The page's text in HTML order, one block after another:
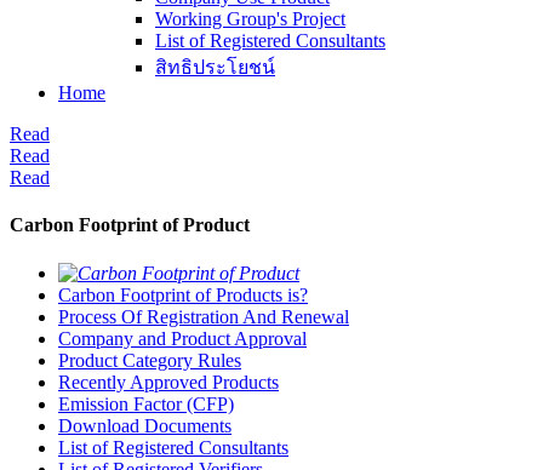
Working Group's Project
List of Registered Consultants
สิทธิประโยชน์
Home
Read
Read
Read
Carbon Footprint of Product
Carbon Footprint of Products is?
Process Of Registration And Renewal
Company and Product Approval
Product Category Rules
Recently Approved Products
Emission Factor (CFP)
Download Documents
List of Registered Consultants